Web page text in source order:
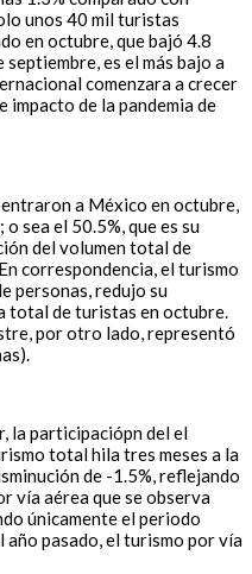
unos 40 mil turistas
en octubre, que bajó 4.8
es el más bajo a
comenzara a crecer
impacto de la pandemia de
a México en octubre,
sea el 50.5%, que es su
del volumen total de
correspondencia, el turismo
personas, redujo su
total de turistas en octubre.
por otro lado, representó
la participaciópn del el
total hila tres meses a la
de -1.5%, reflejando
vía aérea que se observa
únicamente el periodo
pasado, el turismo por vía